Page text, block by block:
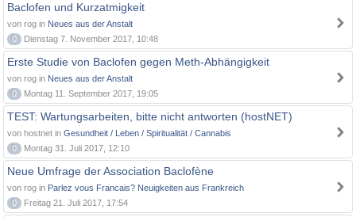
Baclofen und Kurzatmigkeit
von rog in Neues aus der Anstalt
0
Dienstag 7. November 2017, 10:48
Erste Studie von Baclofen gegen Meth-Abhängigkeit
von rog in Neues aus der Anstalt
0
Montag 11. September 2017, 19:05
TEST: Wartungsarbeiten, bitte nicht antworten (hostNET)
von hostnet in Gesundheit / Leben / Spiritualität / Cannabis
0
Montag 31. Juli 2017, 12:10
Neue Umfrage der Association Baclofène
von rog in Parlez vous Francais? Neuigkeiten aus Frankreich
0
Freitag 21. Juli 2017, 17:54